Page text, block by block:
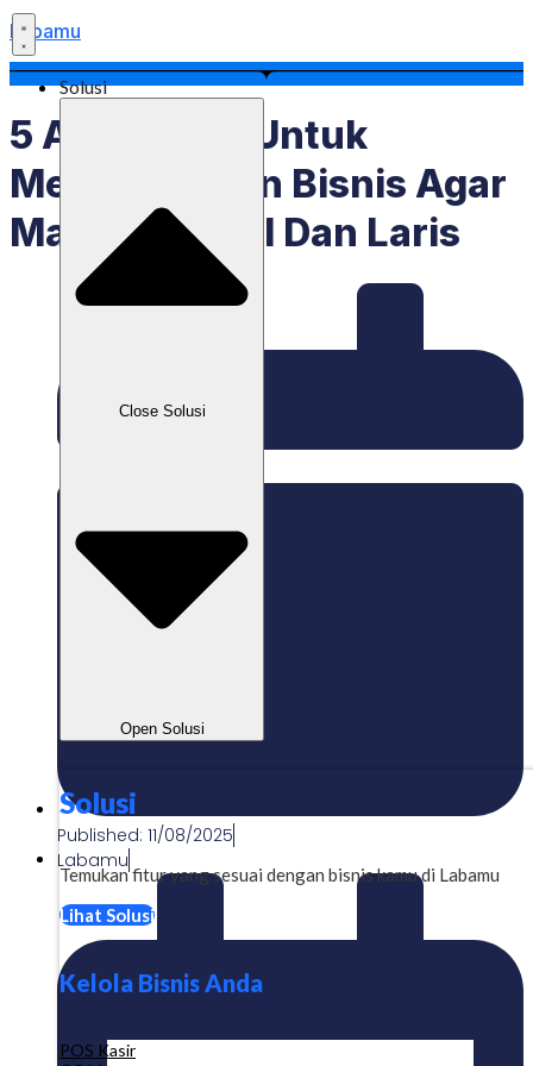
Labamu
Solusi
Close Solusi
Open Solusi
Solusi
Temukan fitur yang sesuai dengan bisnis kamu di Labamu
Lihat Solusi
Kelola Bisnis Anda
POS Kasir
5 Aplikasi AI Untuk
Meningkatkan Bisnis Agar
Makin Dikenal Dan Laris
Published: 11/08/2025
Labamu